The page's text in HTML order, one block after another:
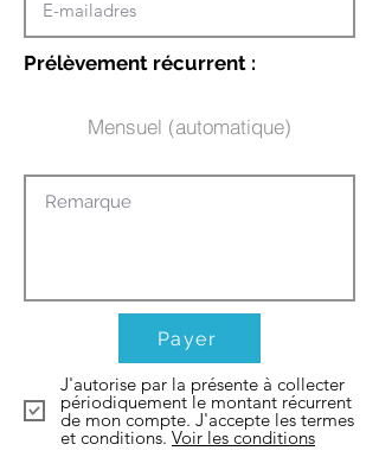
Prélèvement récurrent :
Mensuel (automatique)
Payer
J'autorise par la présente à collecter
périodiquement le montant récurrent
de mon compte. J'accepte les termes
et conditions. Voir les conditions